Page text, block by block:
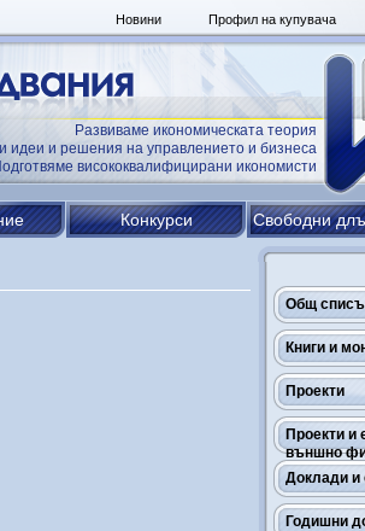
Профил на купувача
Новини
Развиваме икономическата теория
идеи и решения на управлението и бизнеса
висококвалифицирани икономисти
Конкурси Свободни
Общ
Книги и
Проекти
Проекти и
външно
Доклади и
Годишни